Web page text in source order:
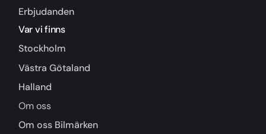
Erbjudanden
Var vi finns
Stockholm
Västra Götaland
Halland
Om oss
Om oss Bilmärken